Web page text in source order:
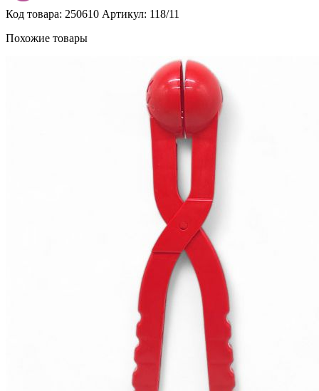
Код товара: 250610 Артикул: 118/11
Похожие товары